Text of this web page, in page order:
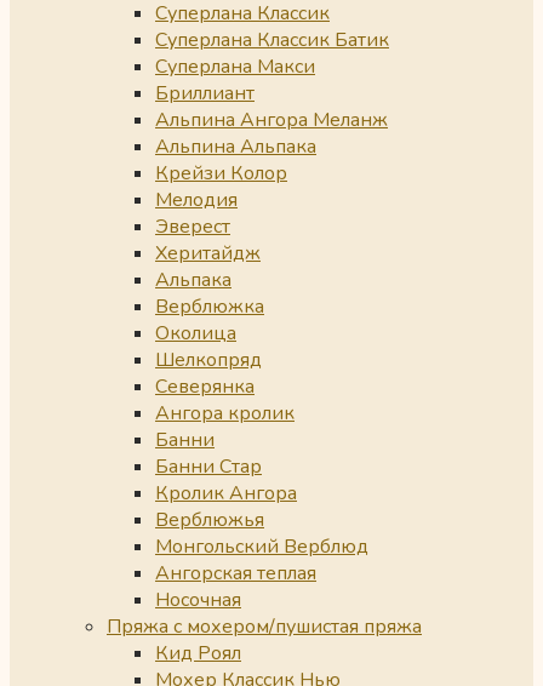
Суперлана Классик
Суперлана Классик Батик
Суперлана Макси
Бриллиант
Альпина Ангора Меланж
Альпина Альпака
Крейзи Колор
Мелодия
Эверест
Херитайдж
Альпака
Верблюжка
Околица
Шелкопряд
Северянка
Ангора кролик
Банни
Банни Стар
Кролик Ангора
Верблюжья
Монгольский Верблюд
Ангорская теплая
Носочная
Пряжа с мохером/пушистая пряжа
Кид Роял
Мохер Классик Нью